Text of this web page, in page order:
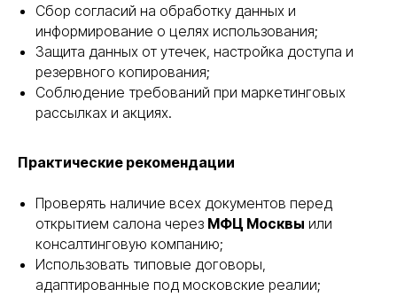
Сбор согласий на обработку данных и
информирование о целях использования;
Защита данных от утечек, настройка доступа и
резервного копирования;
Соблюдение требований при маркетинговых
рассылках и акциях.
Практические рекомендации
Проверять наличие всех документов перед
открытием салона через МФЦ Москвы или
консалтинговую компанию;
Использовать типовые договоры,
адаптированные под московские реалии;